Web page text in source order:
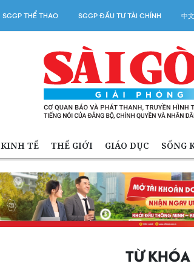
SGGP THỂ THAO SGGP ĐẦU TƯ TÀI CHÍNH 中
KINH TẾ THẾ GIỚI GIÁO DỤC SỐNG
TỪ KHÓA